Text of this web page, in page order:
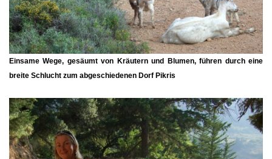
Einsame Wege, gesäumt von Kräutern und Blumen, führen durch eine
breite Schlucht zum abgeschiedenen Dorf Pikris